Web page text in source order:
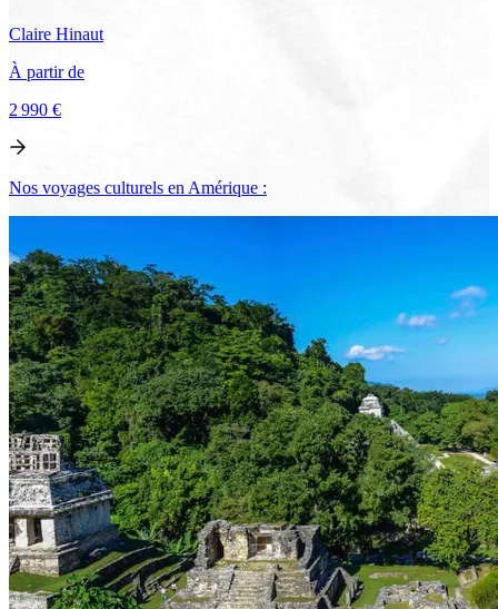
Claire Hinaut
À partir de
2 990 €
Voir le voyage
Nos voyages culturels en Amérique :